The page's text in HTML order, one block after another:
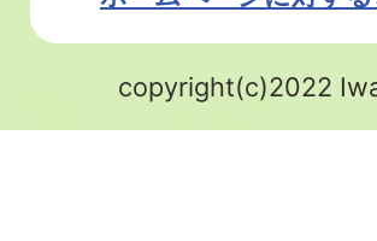
copyright(c)2022